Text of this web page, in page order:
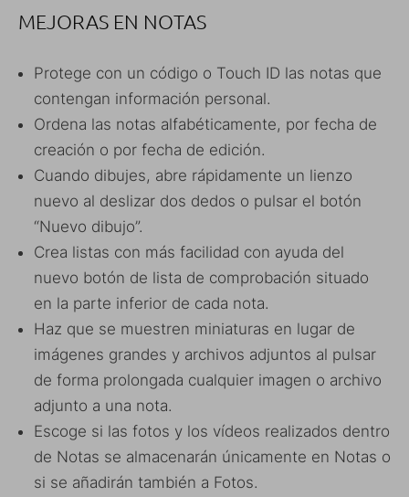
MEJORAS EN NOTAS
Protege con un código o Touch ID las notas que
contengan información personal.
Ordena las notas alfabéticamente, por fecha de
creación o por fecha de edición.
Cuando dibujes, abre rápidamente un lienzo
nuevo al deslizar dos dedos o pulsar el botón
“Nuevo dibujo”.
Crea listas con más facilidad con ayuda del
nuevo botón de lista de comprobación situado
en la parte inferior de cada nota.
Haz que se muestren miniaturas en lugar de
imágenes grandes y archivos adjuntos al pulsar
de forma prolongada cualquier imagen o archivo
adjunto a una nota.
Escoge si las fotos y los vídeos realizados dentro
de Notas se almacenarán únicamente en Notas o
si se añadirán también a Fotos.